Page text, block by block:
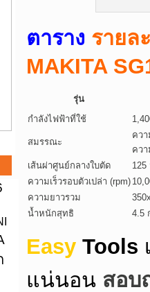
ตาราง รายล
MAKITA
รุ่น
กำลังไฟฟ้าที่ใช้
สมรรณะ
คว
คว
เส้นผ่าศูนย์กลางใบตัด
ความเร็วรอบตัวเปล่า (rpm)
ความยาวรวม
น้ำหนักสุทธิ
4.5
Easy Tools
แน่นอน สอบ